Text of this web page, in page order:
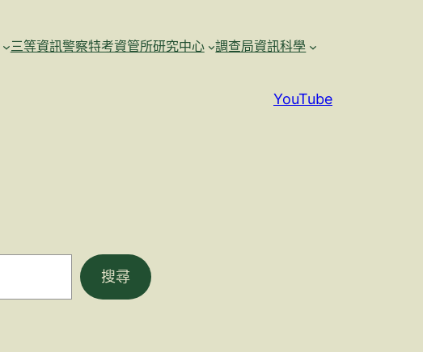
三等資訊警察特考資管所研究中心
調查局資訊科學
YouTube
搜尋